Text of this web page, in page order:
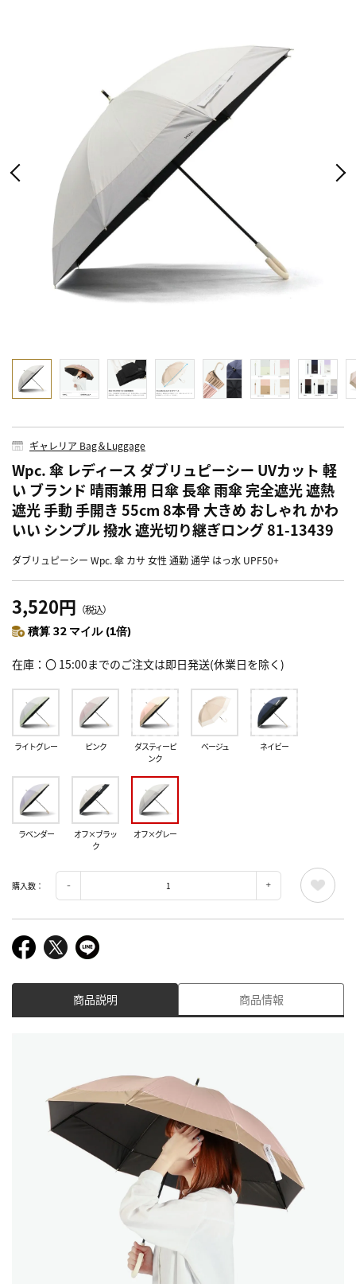
ギャレリア Bag＆Luggage
Wpc. 傘 レディース ダブリュピーシー UVカット 軽
い ブランド 晴雨兼用 日傘 長傘 雨傘 完全遮光 遮熱
遮光 手動 手開き 55cm 8本骨 大きめ おしゃれ かわ
いい シンプル 撥水 遮光切り継ぎロング 81-13439
ダブリュピーシー Wpc. 傘 カサ 女性 通勤 通学 はっ水 UPF50+
3,520円 （税込）
積算 32 マイル (1倍)
在庫 〇 15:00までのご注文は即日発送(休業日を除く)
ライトグレー ピンク
ダスティーピ
ンク
ベージュ ネイビー
ラベンダー
オフ×ブラッ
ク
オフ×グレー
購入数：
商品説明 商品情報